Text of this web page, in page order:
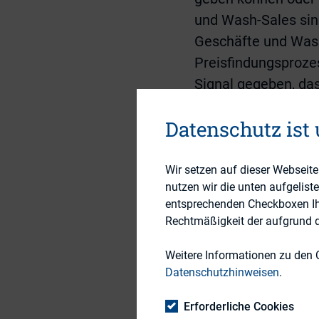
und Wash-Sales
Geschäfte und
Signal gegeben,
Geschäften
Personen in
verbundenen
dies dem Markt
vertrauen, dass
Nachfrage und
getäuscht.
Datenschutz
Wir setzen auf dieser
nutzen wir die unten
entsprechenden Checkboxen
Rechtmäßigkeit der aufgrund
Weitere Informationen zu den
Datenschutzhinweisen.
Erforderliche Cookies